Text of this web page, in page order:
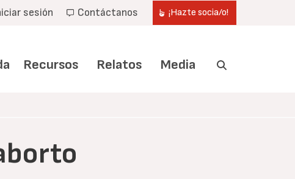
sesión Contáctanos ¡Hazte socia/o!
Recursos Relatos Media